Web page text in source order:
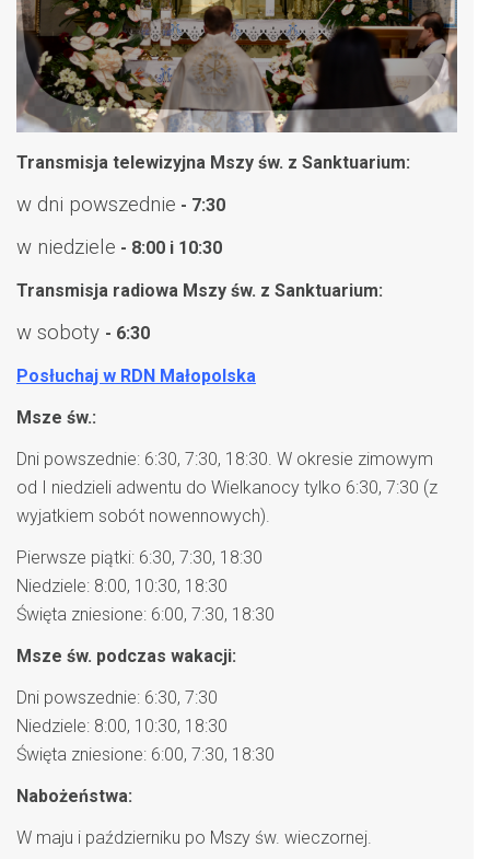
Transmisja telewizyjna Mszy św. z Sanktuarium:
w dni powszednie - 7:30
w niedziele - 8:00 i 10:30
Transmisja radiowa Mszy św. z Sanktuarium:
w soboty - 6:30
Posłuchaj w RDN Małopolska
Msze św.:
Dni powszednie: 6:30, 7:30, 18:30. W okresie zimowym
od I niedzieli adwentu do Wielkanocy tylko 6:30, 7:30 (z
wyjatkiem sobót nowennowych).
Pierwsze piątki: 6:30, 7:30, 18:30
Niedziele: 8:00, 10:30, 18:30
Święta zniesione: 6:00, 7:30, 18:30
Msze św. podczas wakacji:
Dni powszednie: 6:30, 7:30
Niedziele: 8:00, 10:30, 18:30
Święta zniesione: 6:00, 7:30, 18:30
Nabożeństwa:
W maju i październiku po Mszy św. wieczornej.